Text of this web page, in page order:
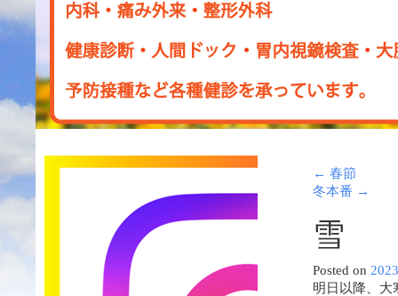
← 春節
冬本番 →
雪
Posted on
明日以降、大